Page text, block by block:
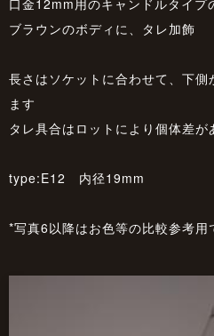
ブラウンのボディに、タレ加飾
長さはソケットに合わせて、下
ます
タレ具合はロットにより個体差が
type:E12 内径19mm
*写真6以降はお色等の比較参考用